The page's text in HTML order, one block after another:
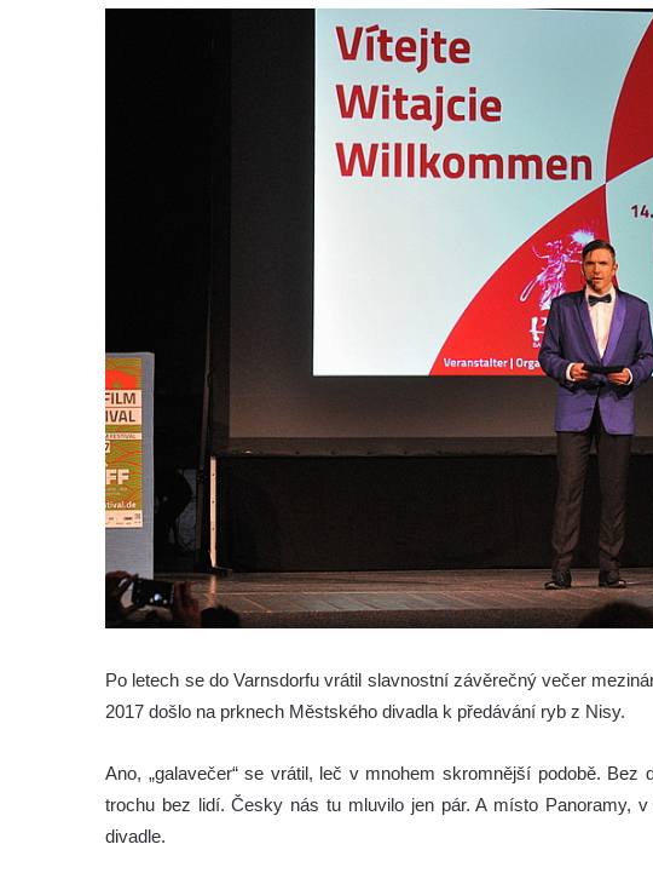
Po letech se do Varnsdorfu vrátil slavnostní závěrečný večer
2017 došlo na prknech Městského divadla k předávání ryb z Nisy.
Ano, „galavečer“ se vrátil, leč v mnohem skromnější podobě. Bez
trochu bez lidí. Česky nás tu mluvilo jen pár. A místo Panoramy,
divadle.